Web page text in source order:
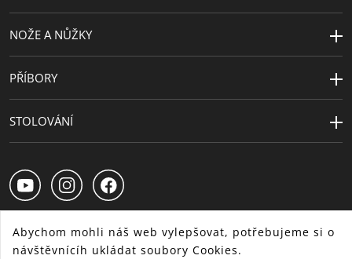
NOŽE A NŮŽKY
PŘÍBORY
STOLOVÁNÍ
Abychom mohli náš web vylepšovat, potřebujeme si o
návštěvnícíh ukládat soubory Cookies.